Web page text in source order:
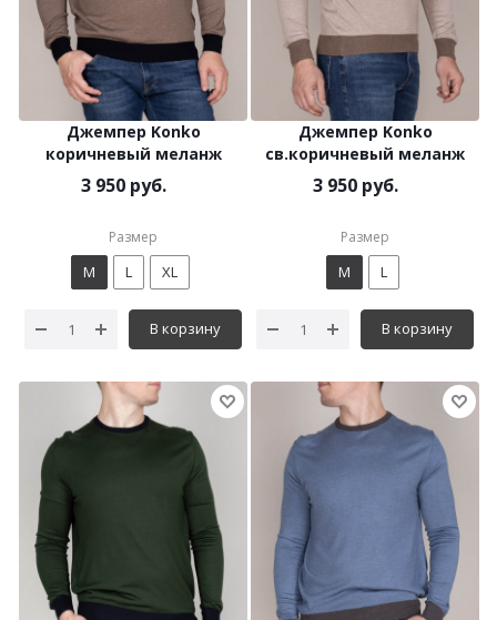
Джемпер Konko
коричневый меланж
3 950 руб.
Размер
M L XL
В корзину
Джемпер Konko
св.коричневый меланж
3 950 руб.
Размер
M L
В корзину